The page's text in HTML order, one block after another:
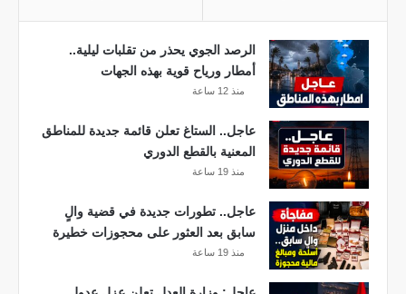
5
الرصد الجوي يحذر من تقلبات ليلية..
أمطار ورياح قوية بهذه الجهات
منذ 12 ساعة
عاجل.. الستاغ تعلن قائمة جديدة للمناطق
المعنية بالقطع الدوري
منذ 19 ساعة
عاجل.. تطورات جديدة في قضية والٍ
سابق بعد العثور على محجوزات خطيرة
منذ 19 ساعة